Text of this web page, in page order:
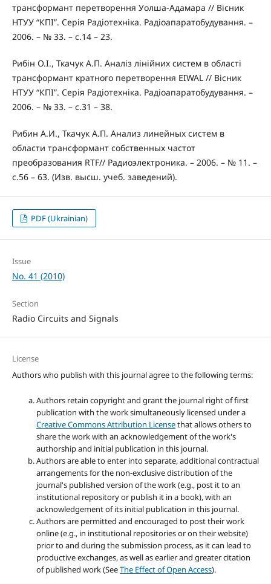
трансформант перетворення Уолша-Адамара // Вісник
НТУУ “КПІ”. Серія Радіотехніка. Радіоапаратобудування. –
2006. – № 33. – с.14 – 23.
Рибін О.І., Ткачук А.П. Аналіз лінійних систем в області
трансформант кратного перетворення EIWAL // Вісник
НТУУ “КПІ”. Серія Радіотехніка. Радіоапаратобудування. –
2006. – № 33. – с.31 – 38.
Рибин А.И., Ткачук А.П. Анализ линейных систем в
области трансформант собственных частот
преобразования RTF// Радиоэлектроника. – 2006. – № 11. –
с.56 – 63. (Изв. высш. учеб. заведений).
PDF (Ukrainian)
Issue
No. 41 (2010)
Section
Radio Circuits and Signals
License
Authors who publish with this journal agree to the following terms:
Authors retain copyright and grant the journal right of first
publication with the work simultaneously licensed under a
Creative Commons Attribution Licensethat allows others to
share the work with an acknowledgement of the work's
authorship and initial publication in this journal.
Authors are able to enter into separate, additional contractual
arrangements for the non-exclusive distribution of the
journal's published version of the work (e.g., post it to an
institutional repository or publish it in a book), with an
acknowledgement of its initial publication in this journal.
Authors are permitted and encouraged to post their work
online (e.g., in institutional repositories or on their website)
prior to and during the submission process, as it can lead to
productive exchanges, as well as earlier and greater citation
of published work (SeeThe Effect of Open Access).